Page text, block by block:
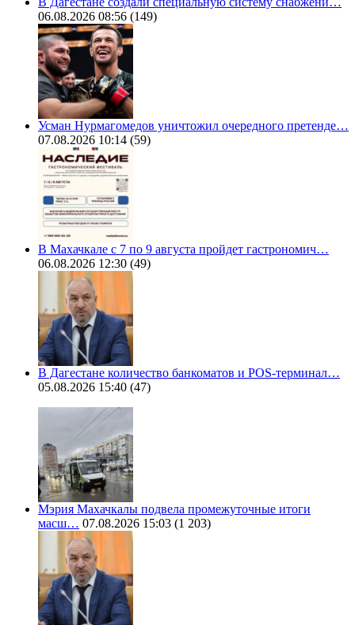
06.08.2026 08:56 (149)
Усман Нурмагомедов уничтожил очередного претенде…
07.08.2026 10:14 (59)
В Махачкале с 7 по 9 августа пройдет гастрономич…
06.08.2026 12:30 (49)
В Дагестане количество банкоматов и POS-терминал…
05.08.2026 15:40 (47)
Мэрия Махачкалы подвела промежуточные итоги
масш… 07.08.2026 15:03 (1 203)